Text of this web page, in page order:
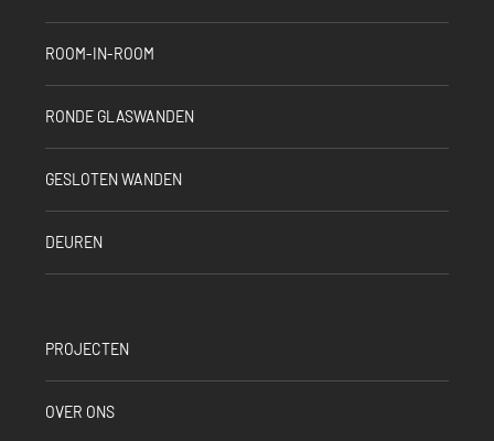
ROOM-IN-ROOM
RONDE GLASWANDEN
GESLOTEN WANDEN
DEUREN
PROJECTEN
OVER ONS